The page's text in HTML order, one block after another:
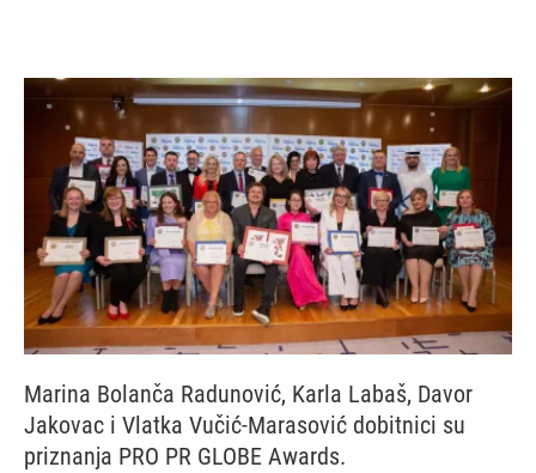
Marina Bolanča Radunović, Karla Labaš, Davor
Jakovac i Vlatka Vučić-Marasović dobitnici su
priznanja PRO PR GLOBE Awards.